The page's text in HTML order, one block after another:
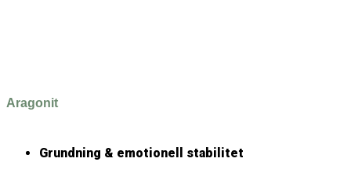
Aragonit
Grundning & emotionell stabilitet